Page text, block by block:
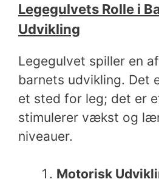
Legegulvets Rolle i
Udvikling
Legegulvet spiller en
barnets udvikling. Det
et sted for leg; det er
stimulerer vækst og
niveauer.
Motorisk